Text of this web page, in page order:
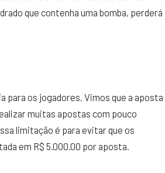
que contenha uma bomba, perderá
para os jogadores. Vimos que a aposta
muitas apostas com pouco
limitação é para evitar que os
em R$ 5.000.00 por aposta.